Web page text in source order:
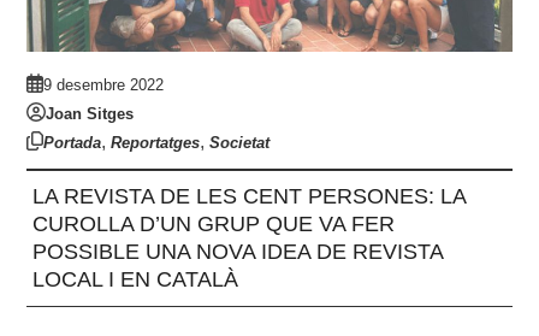
9 desembre 2022
Joan Sitges
Portada,Reportatges,Societat
LA REVISTA DE LES CENT PERSONES: LA
CUROLLA D’UN GRUP QUE VA FER
POSSIBLE UNA NOVA IDEA DE REVISTA
LOCAL I EN CATALÀ